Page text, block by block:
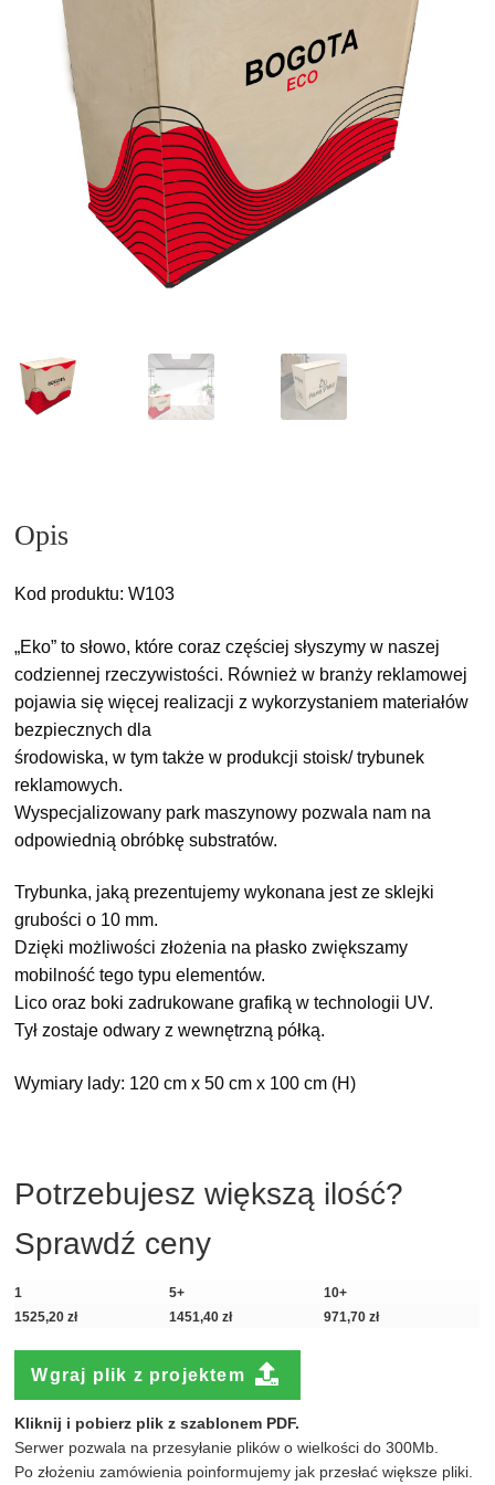
Opis
Kod produktu: W103
„Eko” to słowo, które coraz częściej słyszymy w naszej
codziennej rzeczywistości. Również w branży reklamowej
pojawia się więcej realizacji z wykorzystaniem materiałów
bezpiecznych dla
środowiska, w tym także w produkcji stoisk/ trybunek
reklamowych.
Wyspecjalizowany park maszynowy pozwala nam na
odpowiednią obróbkę substratów.
Trybunka, jaką prezentujemy wykonana jest ze sklejki
grubości o 10 mm.
Dzięki możliwości złożenia na płasko zwiększamy
mobilność tego typu elementów.
Lico oraz boki zadrukowane grafiką w technologii UV.
Tył zostaje odwary z wewnętrzną półką.
Wymiary lady: 120 cm x 50 cm x 100 cm (H)
Potrzebujesz większą ilość?
Sprawdź ceny
1 5+
10+
1525,20 zł
1451,40 zł 971,70 zł
Wgraj plik z projektem
Kliknij i pobierz plik z szablonem PDF.
Serwer pozwala na przesyłanie plików o wielkości do 300Mb.
Po złożeniu zamówienia poinformujemy jak przesłać większe pliki.